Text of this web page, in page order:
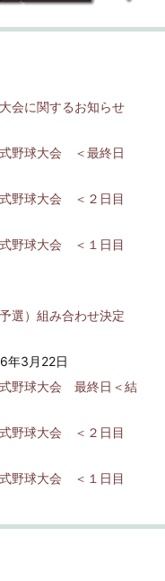
会に関するお知らせ
野球大会 ＜最終日
野球大会 ＜２日目
野球大会 ＜１日目
選）組み合わせ決定
年3月22日
野球大会 最終日＜結
野球大会 ＜２日目
野球大会 ＜１日目